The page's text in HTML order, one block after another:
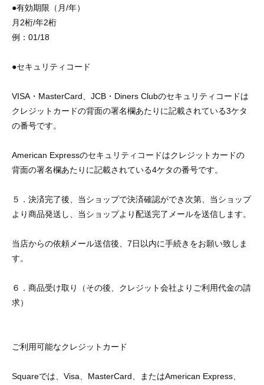
●有効期限（月/年）
月2桁/年2桁
例：01/18
●セキュリティコード
VISA・MasterCard、JCB・Diners Clubのセキュリティコードは
クレジットカードの背面の署名欄あたりに記載されている3ケタ
の番号です。
American Expressのセキュリティコードはクレジットカードの
背面の署名欄あたりに記載されている4ケタの番号です。
５．決済完了後、当ショップで決済確認ができ次第、当ショップ
より商品発送し、当ショップより配送完了メールを送信します。
当店からの依頼メール送信後、7日以内に手続きをお願い致しま
す。
６．商品受け取り（その後、クレジット会社よりご利用代金の請
求）
ご利用可能なクレジットカード
Squareでは、Visa、MasterCard、またはAmerican Express、